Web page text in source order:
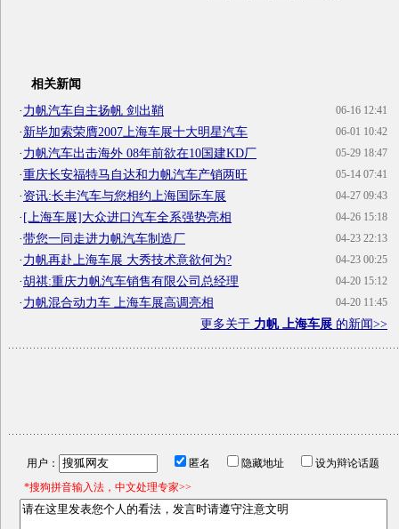
相关新闻
·力帆汽车自主扬帆 剑出鞘 06-16 12:41
·新毕加索荣膺2007上海车展十大明星汽车 06-01 10:42
·力帆汽车出击海外 08年前欲在10国建KD厂 05-29 18:47
·重庆长安福特马自达和力帆汽车产销两旺 05-14 07:41
·资讯:长丰汽车与您相约上海国际车展 04-27 09:43
·[上海车展]大众进口汽车全系强势亮相 04-26 15:18
·带您一同走进力帆汽车制造厂 04-23 22:13
·力帆再赴上海车展 大秀技术意欲何为? 04-23 00:25
·胡祺:重庆力帆汽车销售有限公司总经理 04-20 15:12
·力帆混合动力车 上海车展高调亮相 04-20 11:45
更多关于 力帆 上海车展 的新闻>>
用户： 匿名 隐藏地址
设为辩论话题
*搜狗拼音输入法，中文处理专家>>